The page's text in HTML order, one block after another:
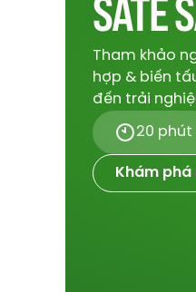
SATE
Tham khảo
hợp & biến
đến trải
20 phút
Khám